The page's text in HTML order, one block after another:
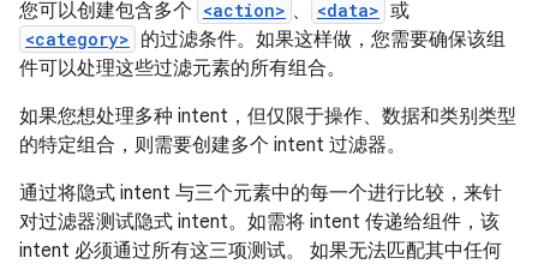
您可以创建包含多个 <action> 、 <data> 或
<category> 的过滤条件。如果这样做，您需要确保该组
件可以处理这些过滤元素的所有组合。
如果您想处理多种 intent，但仅限于操作、数据和类别类型
的特定组合，则需要创建多个 intent 过滤器。
通过将隐式 intent 与三个元素中的每一个进行比较，来针
对过滤器测试隐式 intent。如需将 intent 传递给组件，该
intent 必须通过所有这三项测试。 如果无法匹配其中任何